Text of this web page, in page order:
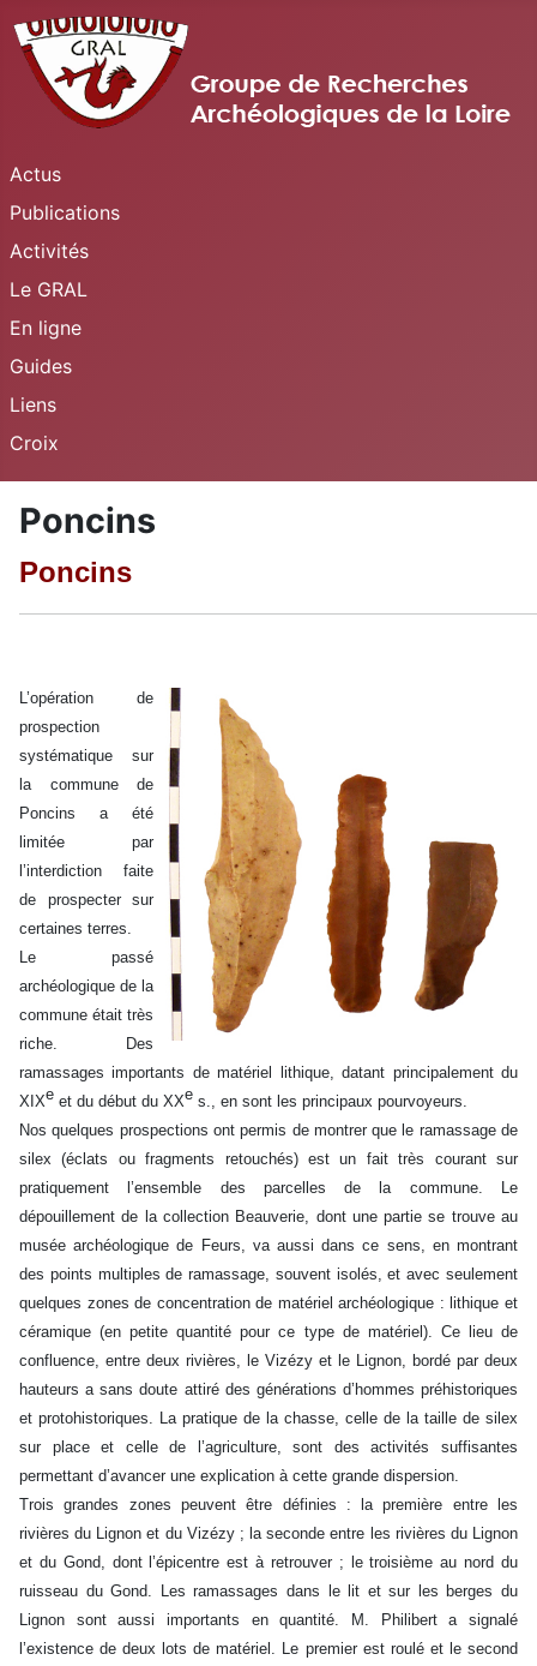
Actus
Publications
Activités
Le GRAL
En ligne
Guides
Liens
Croix
Poncins
Poncins
L’opération de
prospection
systématique sur
la commune de
Poncins a été
limitée par
l’interdiction faite
de prospecter sur
certaines terres.
Le passé
archéologique de la
commune était très
riche. Des
ramassages importants de matériel lithique, datant principalement du
XIXe et du début du XXe s., en sont les principaux pourvoyeurs.
Nos quelques prospections ont permis de montrer que le ramassage de
silex (éclats ou fragments retouchés) est un fait très courant sur
pratiquement l’ensemble des parcelles de la commune. Le
dépouillement de la collection Beauverie, dont une partie se trouve au
musée archéologique de Feurs, va aussi dans ce sens, en montrant
des points multiples de ramassage, souvent isolés, et avec seulement
quelques zones de concentration de matériel archéologique : lithique et
céramique (en petite quantité pour ce type de matériel). Ce lieu de
confluence, entre deux rivières, le Vizézy et le Lignon, bordé par deux
hauteurs a sans doute attiré des générations d’hommes préhistoriques
et protohistoriques. La pratique de la chasse, celle de la taille de silex
sur place et celle de l’agriculture, sont des activités suffisantes
permettant d’avancer une explication à cette grande dispersion.
Trois grandes zones peuvent être définies : la première entre les
rivières du Lignon et du Vizézy ; la seconde entre les rivières du Lignon
et du Gond, dont l’épicentre est à retrouver ; le troisième au nord du
ruisseau du Gond. Les ramassages dans le lit et sur les berges du
Lignon sont aussi importants en quantité. M. Philibert a signalé
l’existence de deux lots de matériel. Le premier est roulé et le second